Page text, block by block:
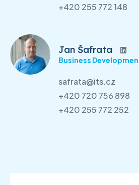
+420 255 772 148
Jan Šafrata
Business
safrata@its.cz
+420 720 756 898
+420 255 772 252